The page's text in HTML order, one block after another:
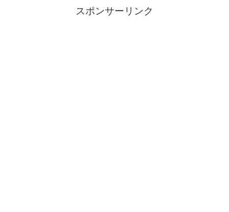
スポンサーリンク